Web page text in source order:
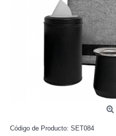
Código de Producto: SET084